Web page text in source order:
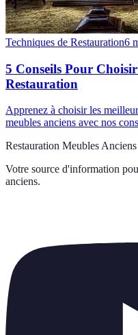
Techniques de Restauration6
5 Conseils Pour
Restauration
Apprenez à choisir les
meubles anciens avec nos
Restauration Meubles Anciens
Votre source d'information
anciens.